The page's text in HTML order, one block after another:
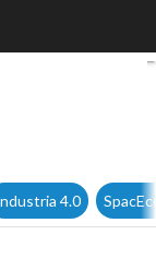
Terra,
4.0